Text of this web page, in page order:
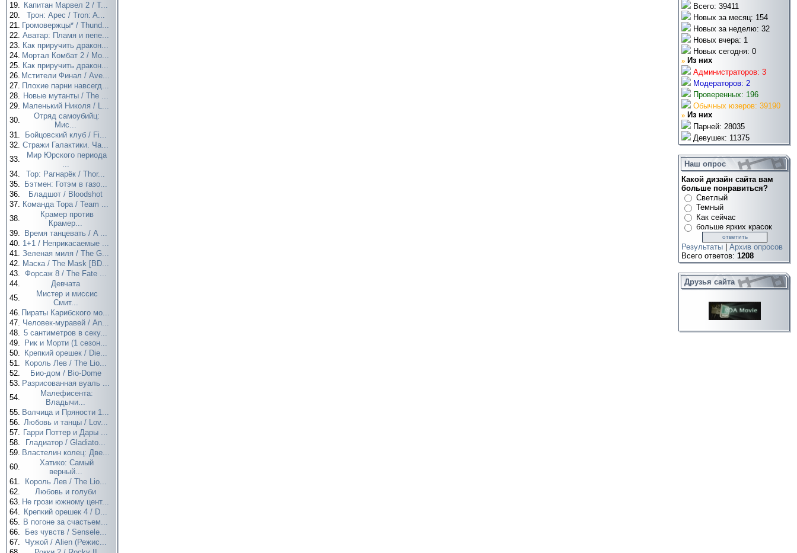
19. Капитан Марвел 2 / T...
20.
Трон: Арес / Tron: A...
21. Громовержцы* / Thund...
22. Аватар: Пламя и пепе...
23. Как приручить дракон...
24. Мортал Комбат 2 / Mo...
25. Как приручить дракон...
26. Мстители Финал / Ave...
27. Плохие парни навсегд...
28. Новые мутанты / The ...
29. Маленький Николя / L...
30.
Отряд самоубийц:
Мис...
31.
Бойцовский клуб / Fi...
32. Стражи Галактики. Ча...
33.
Мир Юрского периода
...
34.
Тор: Рагнарёк / Thor...
35.
Бэтмен: Готэм в газо...
36.
Бладшот / Bloodshot
37. Команда Тора / Team ...
38.
Крамер против
Крамер...
39.
Время танцевать / A ...
40. 1+1 / Неприкасаемые ...
41. Зеленая миля / The G...
42. Маска / The Mask [BD...
43. Форсаж 8 / The Fate ...
44.
Девчата
45.
Мистер и миссис
Смит...
46. Пираты Карибского мо...
47. Человек-муравей / An...
48. 5 сантиметров в секу...
49.
Рик и Морти (1 сезон...
50.
Крепкий орешек / Die...
51.
Король Лев / The Lio...
52.
Био-дом / Bio-Dome
53. Разрисованная вуаль ...
54.
Малефисента:
Владычи...
55. Волчица и Пряности 1...
56. Любовь и танцы / Lov...
57. Гарри Поттер и Дары ...
58.
Гладиатор / Gladiato...
59. Властелин колец: Две...
60.
Хатико: Самый
верный...
61.
Король Лев / The Lio...
62.
Любовь и голуби
63. Не грози южному цент...
64. Крепкий орешек 4 / D...
65. В погоне за счастьем...
66.
Без чувств / Sensele...
67.
Чужой / Alien (Режис...
Всего: 39411
Новых за месяц: 154
Новых за неделю: 32
Новых вчера: 1
Новых сегодня: 0
» Из них
Администраторов: 3
Модераторов: 2
Проверенных: 196
Обычных юзеров: 39190
» Из них
Парней: 28035
Девушек: 11375
Наш опрос
Какой дизайн сайта вам
больше понравиться?
Светлый
Темный
Как сейчас
больше ярких красок
Результаты
Архив опросов
Всего ответов: 1208
Друзья сайта